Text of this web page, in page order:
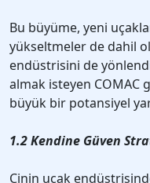
Bu büyüme, yeni
yükseltmeler de dahil
endüstrisini de
almak isteyen COMAC
büyük bir potansiyel
1.2 Kendine Güven
Çinin uçak